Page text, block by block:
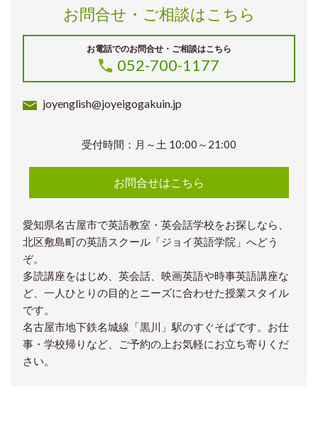
お問合せ・ご相談はこちら
お電話でのお問合せ・ご相談はこちら
052-700-1177
joyenglish@joyeigogakuin.jp
受付時間：月～土 10:00～21:00
お問合せはこちら
愛知県名古屋市で英語教室・英会話学校をお探しなら、
北区敷島町の英語スクール「ジョイ英語学院」へどう
ぞ。
多読講座をはじめ、英会話、映画英語や時事英語講座な
ど、一人ひとりの目的とニーズに合わせた授業スタイル
です。
名古屋市地下鉄名城線「黒川」駅のすぐそばです。お仕
事・学校帰りなど、ご予約の上お気軽にお立ち寄りくだ
さい。